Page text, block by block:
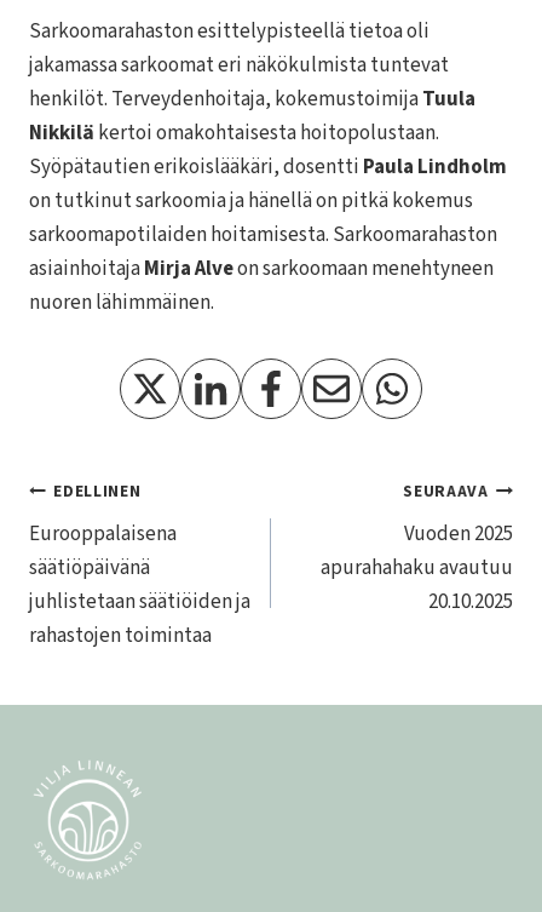
Sarkoomarahaston esittelypisteellä tietoa oli
jakamassa sarkoomat eri näkökulmista tuntevat
henkilöt. Terveydenhoitaja, kokemustoimijaTuula
Nikkilä kertoi omakohtaisesta hoitopolustaan.
Syöpätautien erikoislääkäri, dosentti Paula Lindholm
on tutkinut sarkoomia ja hänellä on pitkä kokemus
sarkoomapotilaiden hoitamisesta. Sarkoomarahaston
asiainhoitajaMirja Alveon sarkoomaan menehtyneen
nuoren lähimmäinen.
Artikkelien
selaus
EDELLINEN
Eurooppalaisena
säätiöpäivänä
juhlistetaan säätiöiden ja
rahastojen toimintaa
SEURAAVA
Vuoden 2025
apurahahaku avautuu
20.10.2025